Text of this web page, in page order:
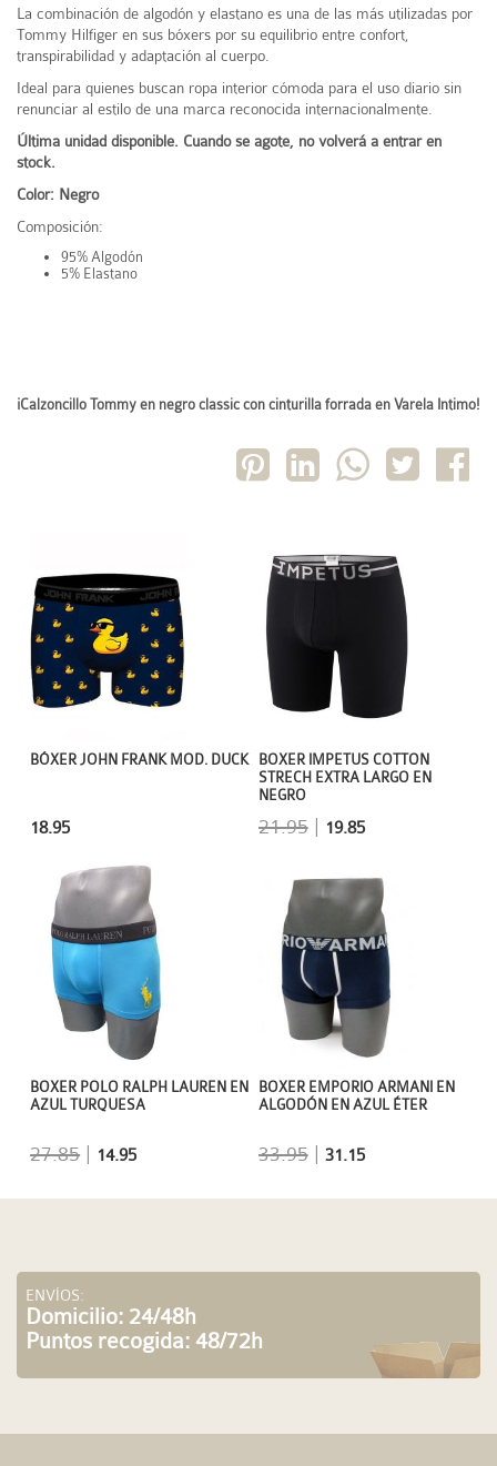
La combinación de algodón y elastano es una de las más utilizadas por
Tommy Hilfiger en sus bóxers por su equilibrio entre confort,
transpirabilidad y adaptación al cuerpo.
Ideal para quienes buscan ropa interior cómoda para el uso diario sin
renunciar al estilo de una marca reconocida internacionalmente.
Última unidad disponible. Cuando se agote, no volverá a entrar en
stock.
Color: Negro
Composición:
95% Algodón
5% Elastano
¡Calzoncillo Tommy en negro classic con cinturilla forrada en Varela Intimo!
BOXER IMPETUS COTTON
STRECH EXTRA LARGO EN
NEGRO
21.95| 19.85
BÓXER JOHN FRANK MOD. DUCK
18.95
BOXER EMPORIO ARMANI EN
ALGODÓN EN AZUL ÉTER
33.95| 31.15
BOXER POLO RALPH LAUREN EN
AZUL TURQUESA
27.85 14.95
ENVÍOS:
Domicilio: 24/48h
Puntos recogida: 48/72h